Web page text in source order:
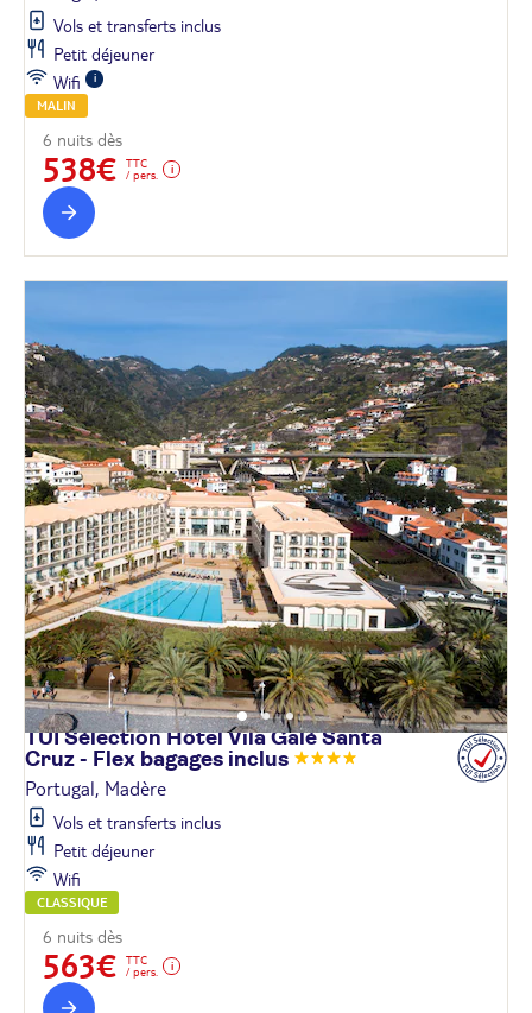
Vols et transferts inclus
Petit déjeuner
Wifi
MALIN
6 nuits dès
538€
TTC
/ pers.
TUI Sélection Hôtel Vila Galé Santa
Cruz - Flex bagages inclus
Portugal, Madère
Vols et transferts inclus
Petit déjeuner
Wifi
CLASSIQUE
6 nuits dès
563€
TTC
/ pers.